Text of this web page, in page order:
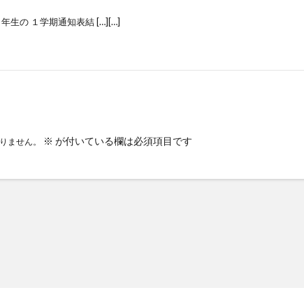
生の １学期通知表結 […][…]
ません。 ※ が付いている欄は必須項目です